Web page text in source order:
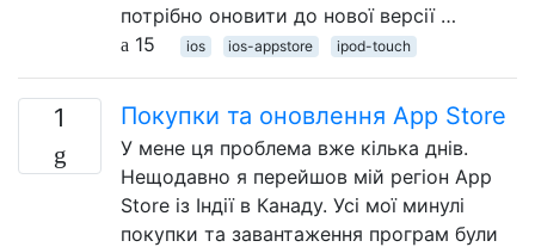
потрібно оновити до нової версії …
15
ios ios-appstore ipod-touch
1 Покупки та оновлення App Store
У мене ця проблема вже кілька днів.
Нещодавно я перейшов мій регіон App
Store із Індії в Канаду. Усі мої минулі
покупки та завантаження програм були